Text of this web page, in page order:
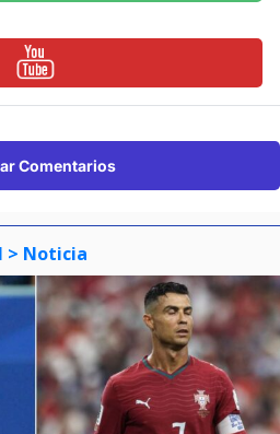
Comentarios
> Noticia